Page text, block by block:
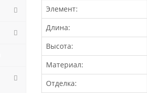
Элемент:
Длина:
Высота:
Материал:
Отделка: